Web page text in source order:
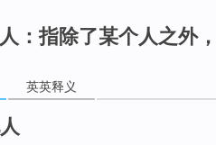
：指除了某个人之外
英英释义